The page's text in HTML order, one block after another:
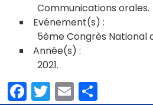
Communications orales
5ème Congrès National
2021
Facebook
Twitter
EmailShare